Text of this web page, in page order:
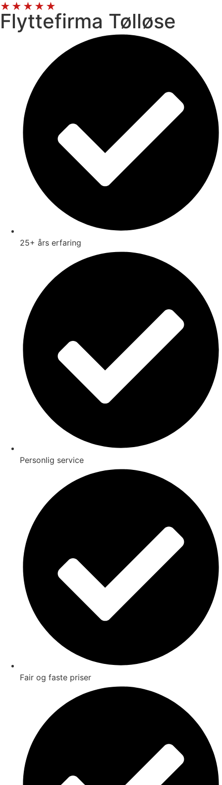
★★★★★
Flyttefirma Tølløse
25+ års erfaring
Personlig service
Fair og faste priser